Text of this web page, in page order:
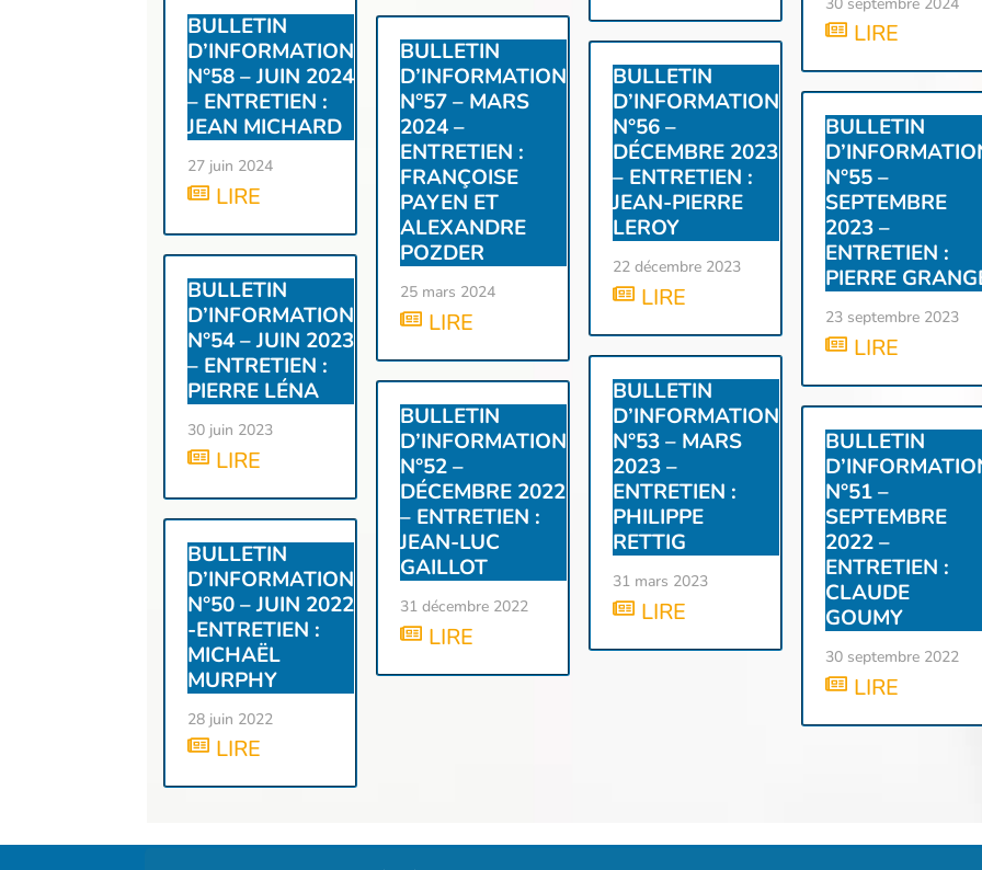
LIRE
BULLETIN
D’INFORMATION
N°58 – JUIN 2024
– ENTRETIEN :
JEAN MICHARD
27 juin 2024
LIRE
BULLETIN
D’INFORMATION
N°57 – MARS
2024 –
ENTRETIEN :
FRANÇOISE
PAYEN ET
ALEXANDRE
POZDER
25 mars 2024
LIRE
BULLETIN
D’INFORMATION
N°56 –
DÉCEMBRE 2023
– ENTRETIEN :
JEAN-PIERRE
LEROY
22 décembre 2023
LIRE
BULLETIN
N°55 –
SEPTEMBRE
2023 –
ENTRETIEN :
PIERRE
23 septembre 2023
LIRE
BULLETIN
D’INFORMATION
N°54 – JUIN 2023
– ENTRETIEN :
PIERRE LÉNA
30 juin 2023
LIRE
BULLETIN
D’INFORMATION
N°53 – MARS
2023 –
ENTRETIEN :
PHILIPPE
RETTIG
31 mars 2023
LIRE
BULLETIN
D’INFORMATION
N°52 –
DÉCEMBRE 2022
– ENTRETIEN :
JEAN-LUC
GAILLOT
31 décembre 2022
LIRE
BULLETIN
N°51 –
SEPTEMBRE
2022 –
ENTRETIEN :
CLAUDE
GOUMY
30 septembre 2022
LIRE
BULLETIN
D’INFORMATION
N°50 – JUIN 2022
-ENTRETIEN :
MICHAËL
MURPHY
28 juin 2022
LIRE